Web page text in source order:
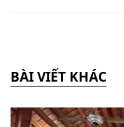
BÀI VIẾT KHÁC